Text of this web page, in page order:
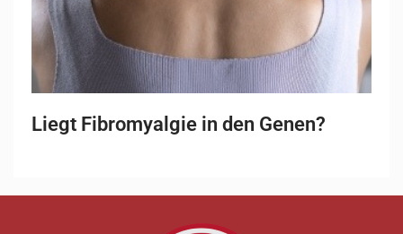
Liegt Fibromyalgie in den Genen?